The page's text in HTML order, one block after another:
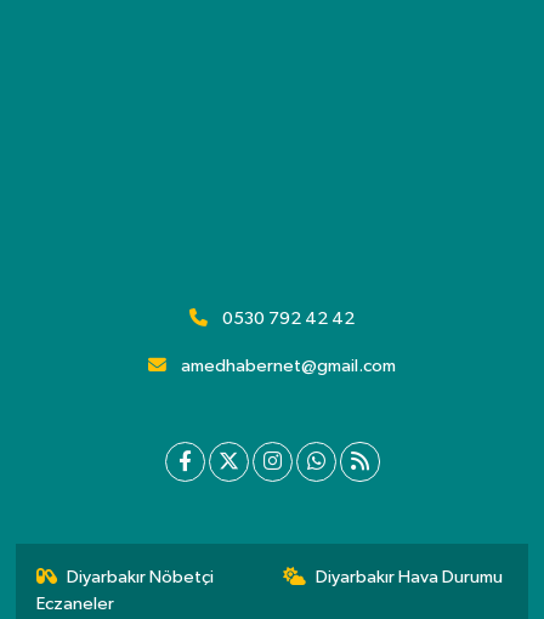
0530 792 42 42
amedhabernet@gmail.com
Diyarbakır Nöbetçi
Eczaneler
Diyarbakır Hava Durumu